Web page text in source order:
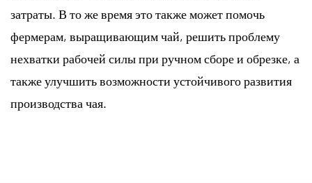
затраты. В то же время это также может помочь
фермерам, выращивающим чай, решить проблему
нехватки рабочей силы при ручном сборе и обрезке, а
также улучшить возможности устойчивого развития
производства чая.